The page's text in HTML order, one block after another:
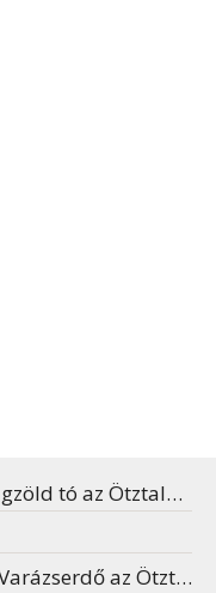
tó az Ötztalban
az Ötztalban